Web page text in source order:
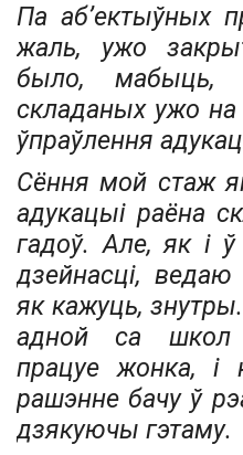
Па аб’ектыўных
жаль, ужо
было,
складаных ужо на
ўпраўлення
Сёння мой стаж
адукацыі раёна
гадоў. Але, як і
дзейнасці, ведаю
як кажуць, знутры.
адной са школ
працуе жонка, і
рашэнне бачу ў
дзякуючы гэтаму.